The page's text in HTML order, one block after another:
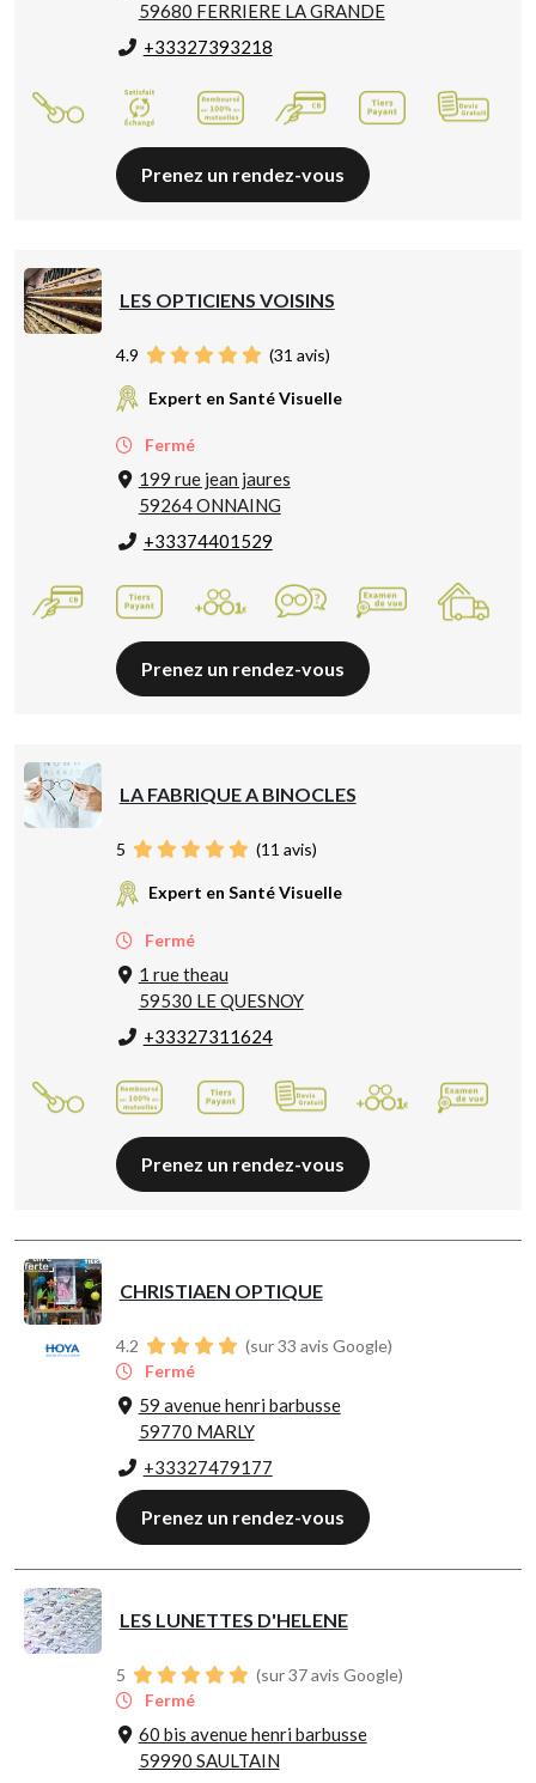
59680 FERRIERE LA GRANDE
+33327393218
Prenez un rendez-vous
LES OPTICIENS VOISINS
4.9 (31 avis)
Expert en Santé Visuelle
Fermé
199 rue jean jaures
59264 ONNAING
+33374401529
Prenez un rendez-vous
LA FABRIQUE A BINOCLES
5 (11 avis)
Expert en Santé Visuelle
Fermé
1 rue theau
59530 LE QUESNOY
+33327311624
Prenez un rendez-vous
CHRISTIAEN OPTIQUE
4.2
(sur 33 avis Google)
Fermé
59 avenue henri barbusse
59770 MARLY
+33327479177
Prenez un rendez-vous
LES LUNETTES D'HELENE
5
(sur 37 avis Google)
Fermé
60 bis avenue henri barbusse
59990 SAULTAIN